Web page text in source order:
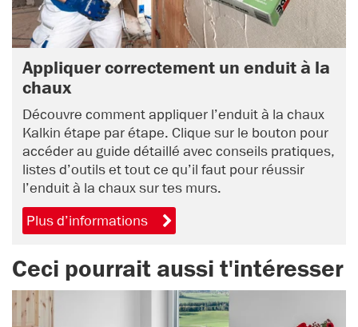
Appliquer correctement un enduit à la
chaux
Découvre comment appliquer l’enduit à la chaux
Kalkin étape par étape. Clique sur le bouton pour
accéder au guide détaillé avec conseils pratiques,
listes d’outils et tout ce qu’il faut pour réussir
l’enduit à la chaux sur tes murs.
Plus d’informations
Ceci pourrait aussi t'intéresser